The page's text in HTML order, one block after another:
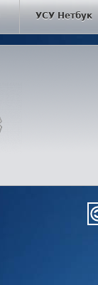
УСУ Нетбук